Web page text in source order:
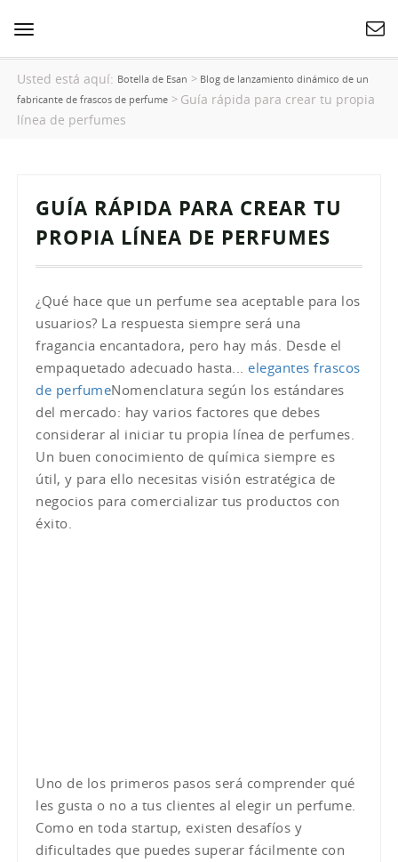
Cambiar
navegación
Usted está aquí: Botella de Esan > Blog de lanzamiento dinámico de un
fabricante de frascos de perfume > Guía rápida para crear tu propia
línea de perfumes
GUÍA RÁPIDA PARA CREAR TU
PROPIA LÍNEA DE PERFUMES
¿Qué hace que un perfume sea aceptable para los
usuarios? La respuesta siempre será una
fragancia encantadora, pero hay más. Desde el
empaquetado adecuado hasta... elegantes frascos
de perfumeNomenclatura según los estándares
del mercado: hay varios factores que debes
considerar al iniciar tu propia línea de perfumes.
Un buen conocimiento de química siempre es
útil, y para ello necesitas visión estratégica de
negocios para comercializar tus productos con
éxito.
Uno de los primeros pasos será comprender qué
les gusta o no a tus clientes al elegir un perfume.
Como en toda startup, existen desafíos y
dificultades que puedes superar fácilmente con